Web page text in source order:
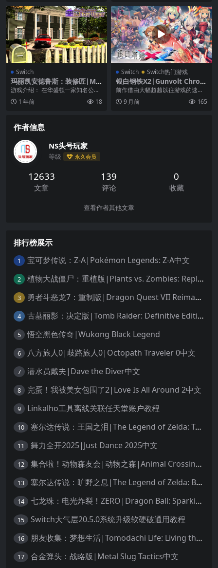
Switch
玛丽凯安德鲁斯：装修匠|Ma
ry Kay Andrews: The Fixer
游戏介绍： 在华盛顿一家知名公关
公司的老板卷入政治丑闻后，初出
茅庐的游说师邓普西...
1 年前 18
Switch Switch热门游戏
银白钢铁X2|Gunvolt Chroni
cles: Luminous Avenger iX
前作借由大幅超越以往游戏的速度
感，以及独树一帜的动作性展现了
２Ｄ动作游戏的极限。...
9 月前 165
作者信息
NS头号玩家
等级 永久会员
12633
文章
139
评论
0
收藏
查看作者其他文章
排行榜展示
1 宝可梦传说：Z-A|Pokémon Legends: Z-A中文
2 植物大战僵尸：重植版|Plants vs. Zombies: Replanted中文
3 勇者斗恶龙7：重制版|Dragon Quest VII Reimagined中文
4 古墓丽影：决定版|Tomb Raider: Definitive Edition中文
5 悟空黑色传奇|Wukong Black Legend
6 八方旅人0|歧路旅人0|Octopath Traveler 0中文
7 潜水员戴夫|Dave the Diver中文
8 完蛋！我被美女包围了2|Love Is All Around 2中文
9 Linkalho工具离线关联任天堂账户教程
10 塞尔达传说：王国之泪|The Legend of Zelda: Tears of the Kingdom中文
11 舞力全开2025|Just Dance 2025中文
12 集合啦！动物森友会|动物之森|Animal Crossing: New Horizons中文
13 塞尔达传说：旷野之息|The Legend of Zelda: Breath of the Wild中文
14 七龙珠：电光炸裂！ZERO|Dragon Ball: Sparking! Zero中文
15 Switch大气层20.5.0系统升级软硬破通用教程
16 朋友收集：梦想生活|Tomodachi Life: Living the Dream中文
17 合金弹头：战略版|Metal Slug Tactics中文